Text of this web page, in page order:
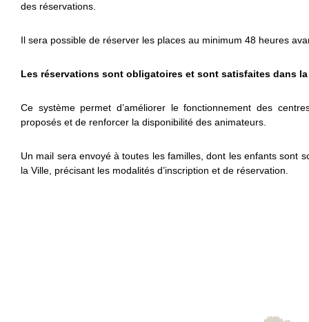
des réservations.
Il sera possible de réserver les places au minimum 48 heures
Les réservations sont obligatoires et sont satisfaites dans
Ce système permet d’améliorer le fonctionnement des
proposés et de renforcer la disponibilité des animateurs.
Un mail sera envoyé à toutes les familles, dont les enfants sont
la Ville, précisant les modalités d’inscription et de réservation.